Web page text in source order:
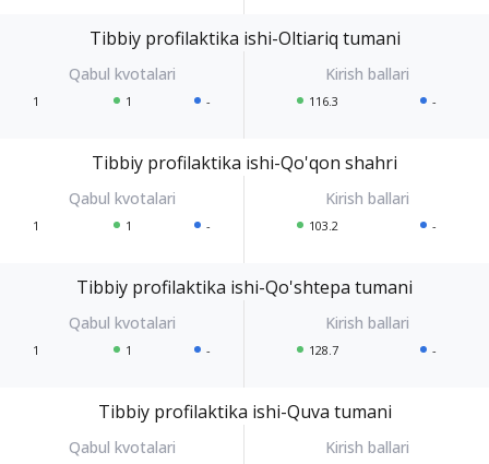
Tibbiy profilaktika ishi-Oltiariq tumani
1 1 - 116.3 -
Tibbiy profilaktika ishi-Qo'qon shahri
1 1 - 103.2 -
Tibbiy profilaktika ishi-Qo'shtepa tumani
1 1 - 128.7 -
Tibbiy profilaktika ishi-Quva tumani